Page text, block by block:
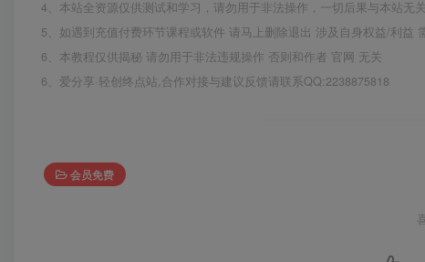
4、本站全资源仅供测试和学习，请勿用于非法操作，一切后果与本站无关
5、如遇到充值付费环节课程或软件 请马上删除退出 涉及自身权益/利益
6、本教程仅供揭秘 请勿用于非法违规操作 否则和作者 官网 无关
6、爱分享·轻创终点站,合作对接与建议反馈请联系QQ:2238875818
会员免费